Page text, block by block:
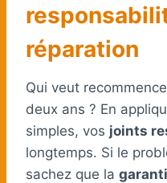
réparation
Qui veut
deux ans ? En
simples, vos joints
longtemps. Si le
sachez que la